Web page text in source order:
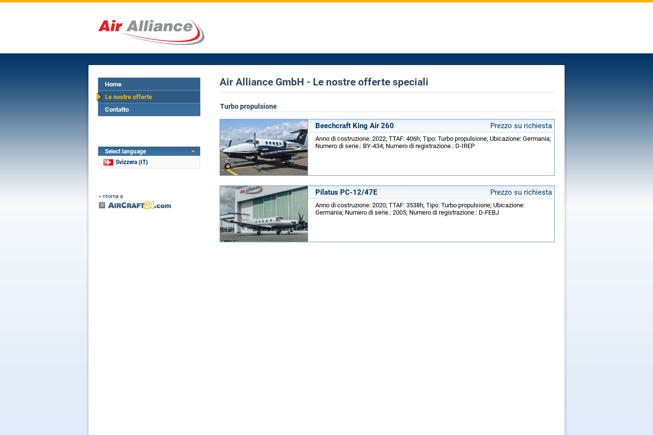
Home
Le nostre offerte
Contatto
Select language
Svizzera (IT)
« ritorna a
Air Alliance GmbH - Le nostre offerte speciali
Turbo propulsione
Beechcraft King Air 260 Prezzo su richiesta
Anno di costruzione: 2022; TTAF: 406h; Tipo: Turbo propulsione; Ubicazione: Germania;
Numero di serie.: BY-434; Numero di registrazione.: D-IREP
Pilatus PC-12/47E Prezzo su richiesta
Anno di costruzione: 2020; TTAF: 3538h; Tipo: Turbo propulsione; Ubicazione:
Germania; Numero di serie.: 2005; Numero di registrazione.: D-FEBJ